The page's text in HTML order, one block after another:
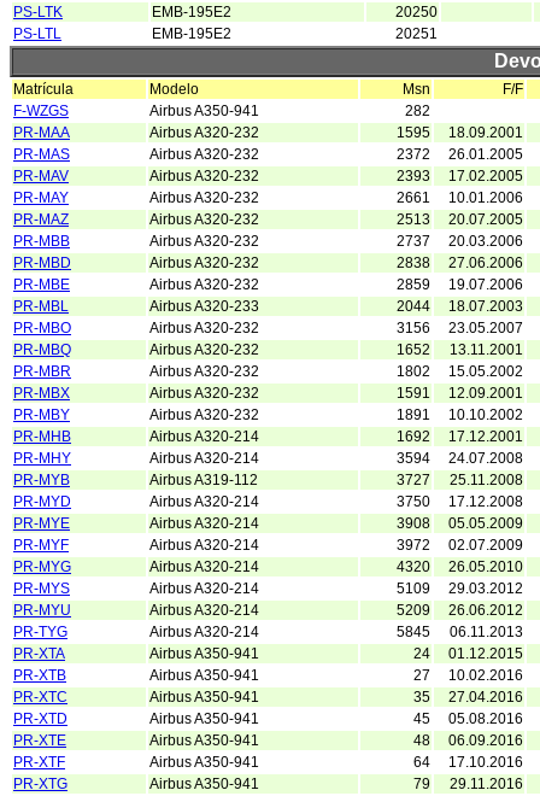
PS-LTK
EMB-195E2
20250
PS-LTL
EMB-195E2 20251
Matrícula Modelo Msn
F/F
F-WZGS
Airbus A350-941
282
PR-MAA
Airbus A320-232 1595
18.09.2001
PR-MAS
Airbus A320-232 2372
26.01.2005
PR-MAV
Airbus A320-232 2393
17.02.2005
PR-MAY
Airbus A320-232 2661
10.01.2006
PR-MAZ
Airbus A320-232 2513
20.07.2005
PR-MBB
Airbus A320-232 2737
20.03.2006
PR-MBD
Airbus A320-232 2838
27.06.2006
PR-MBE
Airbus A320-232 2859
19.07.2006
PR-MBL
Airbus A320-233 2044
18.07.2003
PR-MBO
Airbus A320-232 3156
23.05.2007
PR-MBQ
Airbus A320-232 1652
13.11.2001
PR-MBR
Airbus A320-232 1802
15.05.2002
PR-MBX
Airbus A320-232 1591
12.09.2001
PR-MBY
Airbus A320-232 1891
10.10.2002
PR-MHB
Airbus A320-214 1692
17.12.2001
PR-MHY
Airbus A320-214 3594
24.07.2008
PR-MYB
Airbus A319-112 3727
25.11.2008
PR-MYD
Airbus A320-214 3750
17.12.2008
PR-MYE
Airbus A320-214 3908
05.05.2009
PR-MYF
Airbus A320-214 3972
02.07.2009
PR-MYG
Airbus A320-214 4320
26.05.2010
PR-MYS
Airbus A320-214 5109
29.03.2012
PR-MYU
Airbus A320-214 5209
26.06.2012
PR-TYG
Airbus A320-214 5845
06.11.2013
PR-XTA
Airbus A350-941 24
01.12.2015
PR-XTB
Airbus A350-941 27
10.02.2016
PR-XTC
Airbus A350-941 35
27.04.2016
PR-XTD
Airbus A350-941 45
05.08.2016
PR-XTE
Airbus A350-941 48
06.09.2016
PR-XTF
Airbus A350-941 64
17.10.2016
PR-XTG
Airbus A350-941 79
29.11.2016